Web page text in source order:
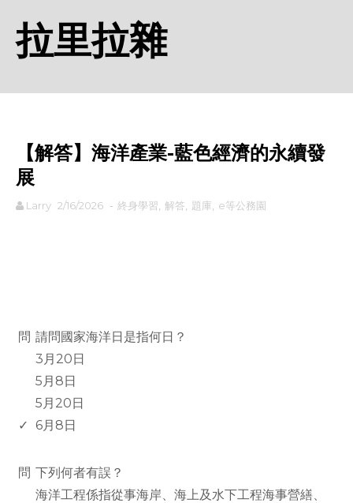
拉里拉雜
【解答】海洋產業-藍色經濟的永續發
展
Larry 2/16/2026 - 終身學習 解答 題庫 e等公務園
問 請問國家海洋日是指何日？
3月20日
5月8日
5月20日
✓
6月8日
問 下列何者有誤？
海洋工程係指從事海岸、海上及水下工程海事營繕、